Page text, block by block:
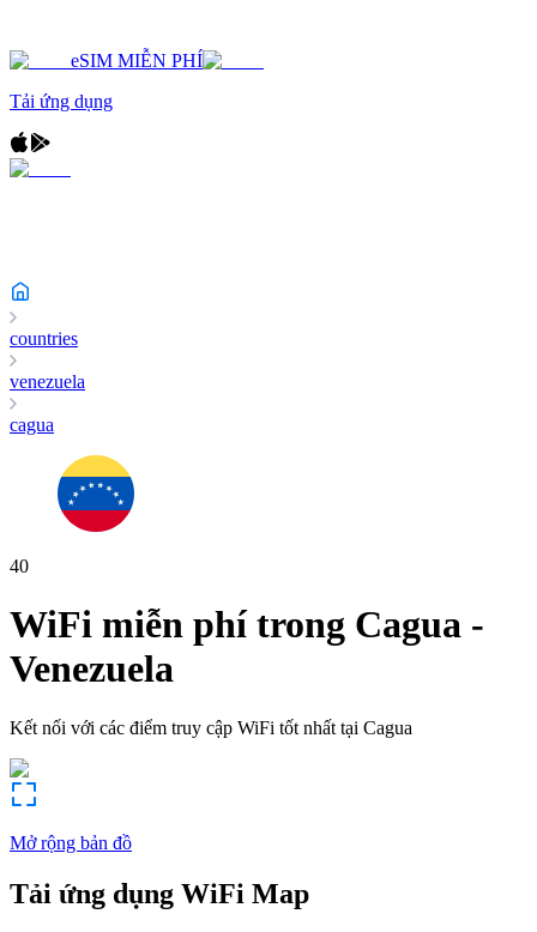
eSIM MIỄN PHÍ
Tải ứng dụng
countries
venezuela
cagua
40
WiFi miễn phí trong Cagua -
Venezuela
Kết nối với các điểm truy cập WiFi tốt nhất tại Cagua
Mở rộng bản đồ
Tải ứng dụng WiFi Map